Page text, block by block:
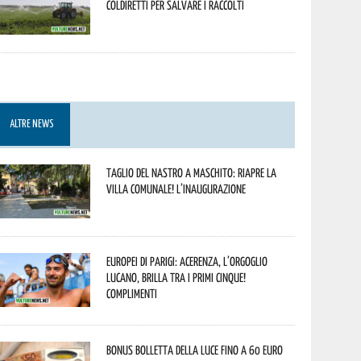
Coldiretti per salvare i raccolti
ALTRE NEWS
Taglio del nastro a Maschito: riapre la
Villa Comunale! L’inaugurazione
Europei di Parigi: Acerenza, l’orgoglio
lucano, brilla tra i primi cinque!
Complimenti
Bonus bolletta della luce fino a 60 euro